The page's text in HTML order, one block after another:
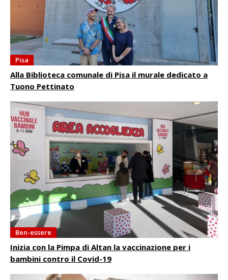
Pisa
Alla Biblioteca comunale di Pisa il murale dedicato a
Tuono Pettinato
Ben-essere
Inizia con la Pimpa di Altan la vaccinazione per i
bambini contro il Covid-19